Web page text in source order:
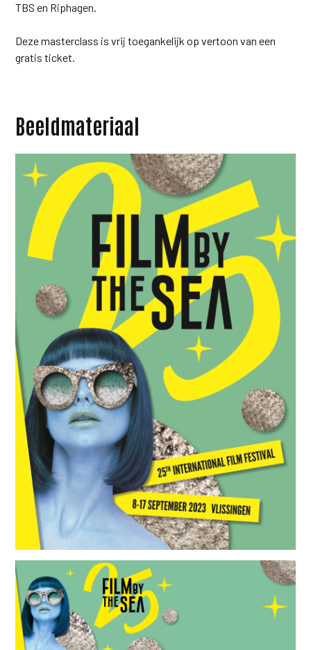
TBS en Riphagen.
Deze masterclass is vrij toegankelijk op vertoon van een
gratis ticket.
Beeldmateriaal